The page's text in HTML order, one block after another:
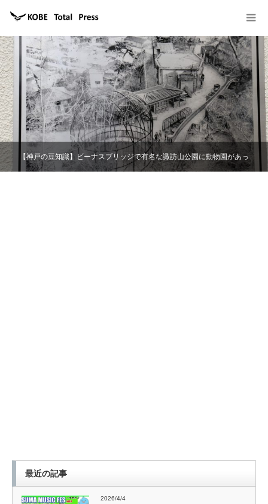
【神戸の豆知識】ビーナスブリッジで有名な諏訪山公園に動物園があっ
最近の記事
2026/4/4